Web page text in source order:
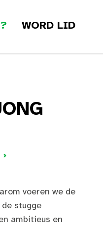
WORD LID
voeren we de
stugge
ambitieus en